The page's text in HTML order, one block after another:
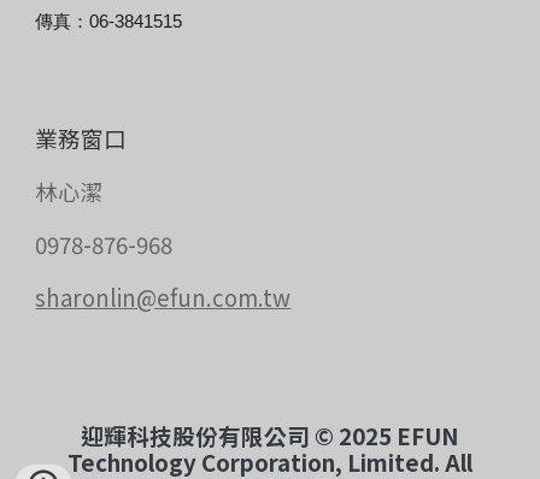
傳真：06-3841515
業務窗口
林心潔
0978-876-968
sharonlin@efun.com.tw
迎輝科技股份有限公司 © 2025 EFUN
Technology Corporation, Limited. All